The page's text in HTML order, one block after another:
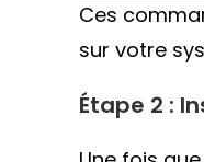
Ces
sur votre
Étape 2 :